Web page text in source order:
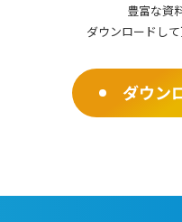
豊富な資
ダウンロードして
ダウン